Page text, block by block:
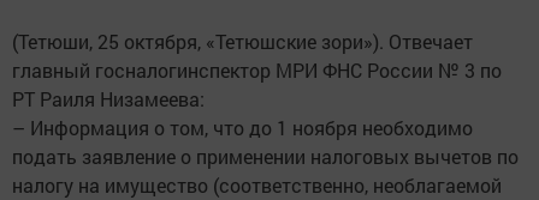
(Тетюши, 25 октября, «Тетюшские зори»). Отвечает
главный гос­налогинспектор МРИ ФНС России № 3 по
РТ Раиля Низамеева:
– Информация о том, что до 1 ноября необходимо
подать заявление о применении налоговых вычетов по
налогу на имущество (соответственно, необлагаемой